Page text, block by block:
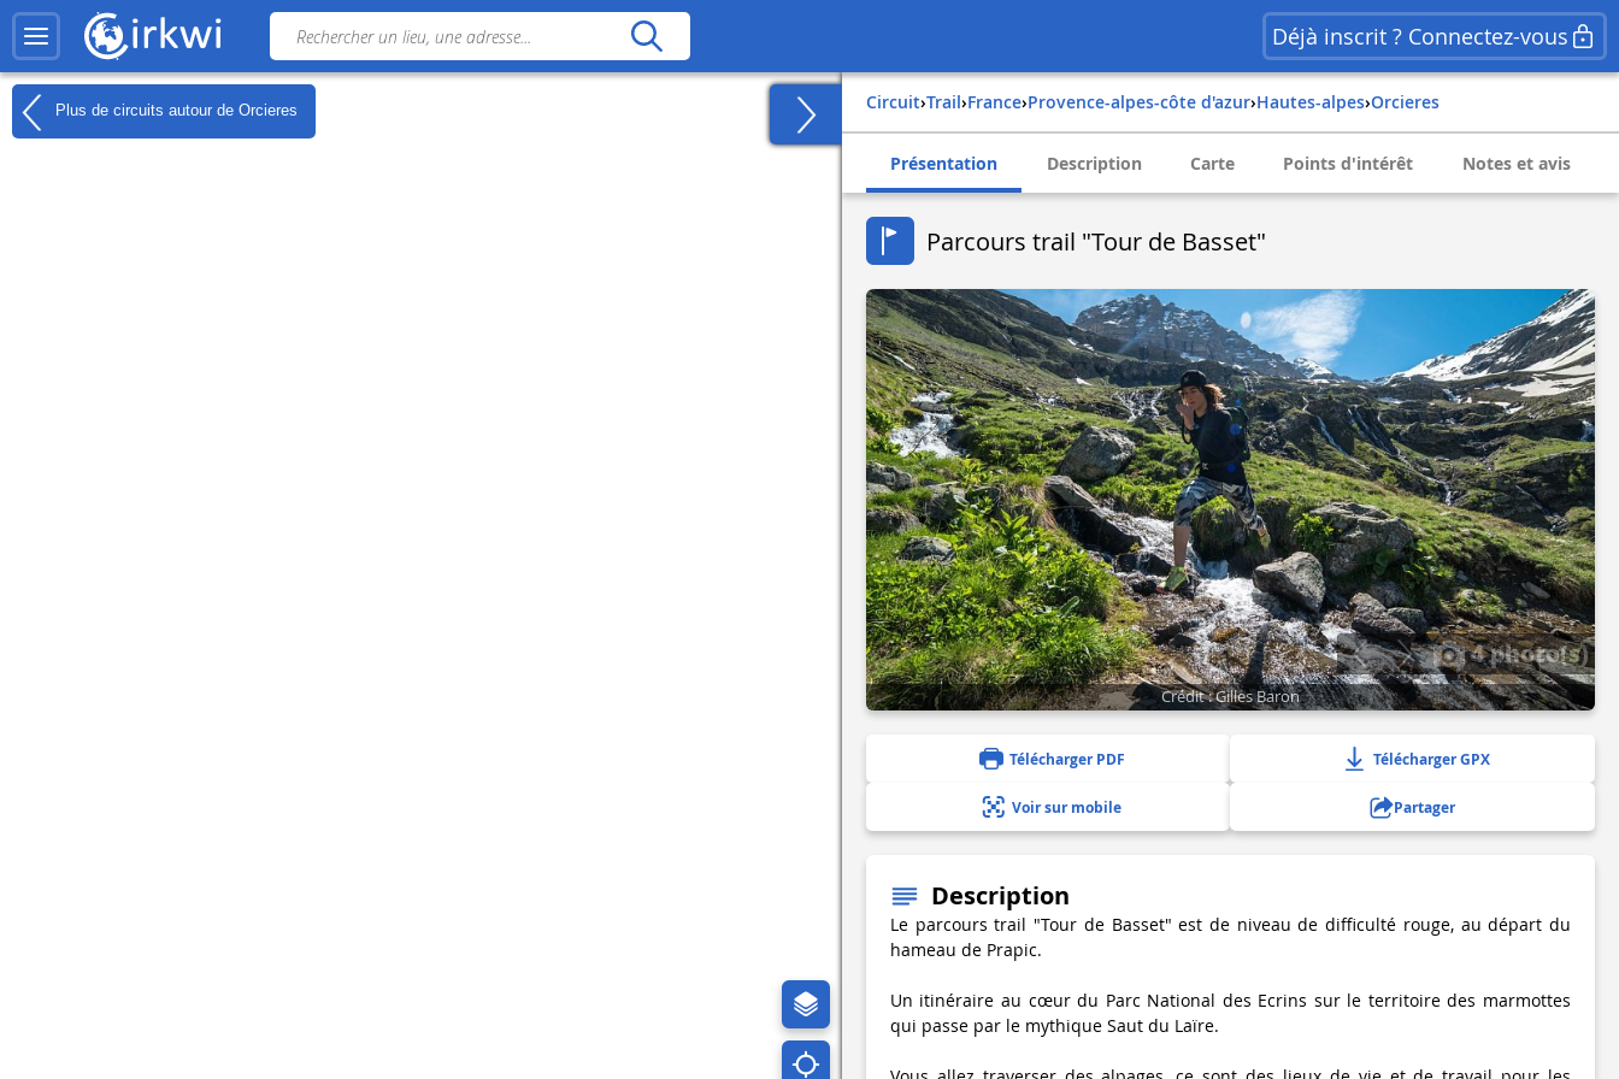
Déjà inscrit ? Connectez-vous
Plus de circuits autour de Orcieres Circuit› Trail› france› provence-alpes-côte d'azur› hautes-alpes› orcieres
Présentation Description Carte Points d'intérêt Notes et avis
Parcours trail "Tour de Basset"
4 photo(s)
Crédit : Gilles Baron
Télécharger PDF Télécharger GPX
Voir sur mobile Partager
Description
Le parcours trail "Tour de Basset" est de niveau de difficulté rouge, au départ du
hameau de Prapic.
Un itinéraire au cœur du Parc National des Ecrins sur le territoire des marmottes
qui passe par le mythique Saut du Laïre.